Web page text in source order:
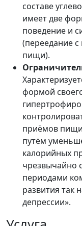
составе
имеет две
поведение и
(переедание
пищи).
формой
приёмов
путём
калорийных
чрезвычайно
периодами
развития так
депрессии».